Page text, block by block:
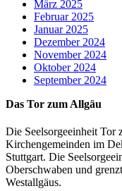
März 2025
Februar 2025
Januar 2025
Dezember 2024
November 2024
Oktober 2024
September 2024
Das Tor zum Allgäu
Die Seelsorgeeinheit Tor
Kirchengemeinden im
Stuttgart. Die
Oberschwaben und
Westallgäus.